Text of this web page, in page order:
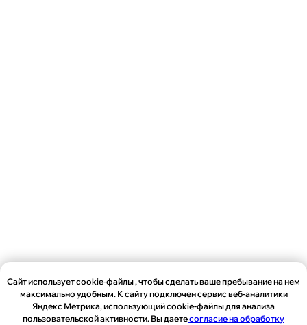
Сайт использует cookie-файлы , чтобы сделать ваше пребывание на нем
максимально удобным. К сайту подключен сервис веб-аналитики
Яндекс Метрика, использующий cookie-файлы для анализа
пользовательской активности. Вы даетесогласие на обработку